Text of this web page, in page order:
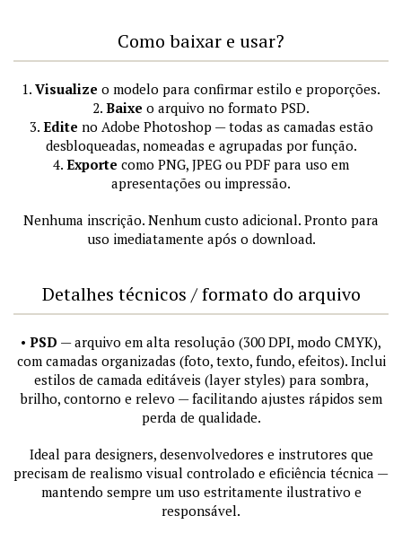
Como baixar e usar?
1. Visualize o modelo para confirmar estilo e proporções.
2. Baixe o arquivo no formato PSD.
3. Edite no Adobe Photoshop — todas as camadas estão
desbloqueadas, nomeadas e agrupadas por função.
4. Exporte como PNG, JPEG ou PDF para uso em
apresentações ou impressão.
Nenhuma inscrição. Nenhum custo adicional. Pronto para
uso imediatamente após o download.
Detalhes técnicos / formato do arquivo
• PSD — arquivo em alta resolução (300 DPI, modo CMYK),
com camadas organizadas (foto, texto, fundo, efeitos). Inclui
estilos de camada editáveis (layer styles) para sombra,
brilho, contorno e relevo — facilitando ajustes rápidos sem
perda de qualidade.
Ideal para designers, desenvolvedores e instrutores que
precisam de realismo visual controlado e eficiência técnica —
mantendo sempre um uso estritamente ilustrativo e
responsável.